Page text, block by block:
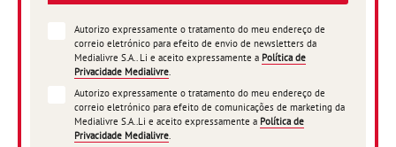
Autorizo expressamente o tratamento do meu endereço de
correio eletrónico para efeito de envio de newsletters da
Medialivre S.A.. Li e aceito expressamente a Política de
Privacidade Medialivre.
Autorizo expressamente o tratamento do meu endereço de
correio eletrónico para efeito de comunicações de marketing da
Medialivre S.A..Li e aceito expressamente a Política de
Privacidade Medialivre.